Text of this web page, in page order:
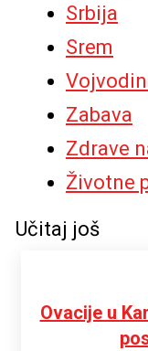
Srbija
Srem
Zabava
Zdrave
Životne
Učitaj još
Ovacije u